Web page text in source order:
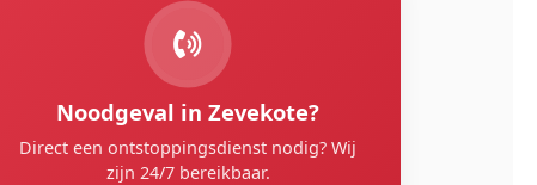
Noodgeval in Zevekote?
Direct een ontstoppingsdienst nodig? Wij
zijn 24/7 bereikbaar.